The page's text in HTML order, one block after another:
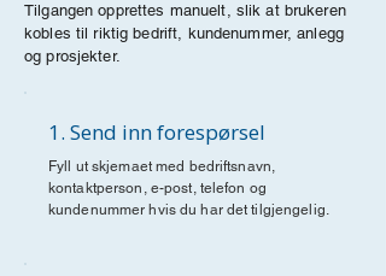
Tilgangen opprettes manuelt, slik at brukeren
kobles til riktig bedrift, kundenummer, anlegg
og prosjekter.
1. Send inn forespørsel
Fyll ut skjemaet med bedriftsnavn,
kontaktperson, e-post, telefon og
kundenummer hvis du har det tilgjengelig.